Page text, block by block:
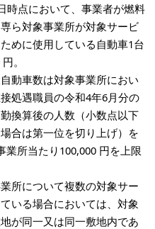
時点において、事業者が燃料
ら対象事業所が対象サービ
めに使用している自動車1台
。
動車数は対象事業所におい
処遇職員の令和4年6月分の
換算後の人数（小数点以下
合は第一位を切り上げ）を
業所当たり100,000 円を上限
所について複数の対象サー
いる場合においては、対象
が同一又は同一敷地内であ